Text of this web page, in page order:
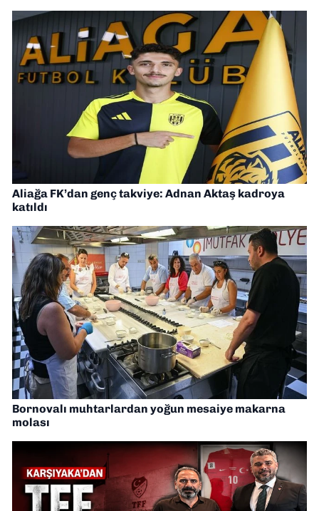
Aliağa FK’dan genç takviye: Adnan Aktaş kadroya
katıldı
Bornovalı muhtarlardan yoğun mesaiye makarna
molası